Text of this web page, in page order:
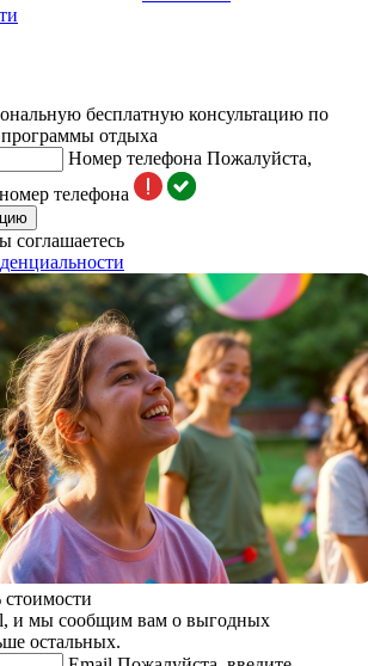
бесплатную консультацию по
отдыха
Номер телефона Пожалуйста,
телефона
соглашаетесь
стоимости
и мы сообщим вам о выгодных
остальных.